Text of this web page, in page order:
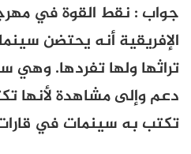
جواب : نقط القوة في
الإفريقية أنه يحتضن سينما
تراثها ولها تفردها.
دعم وإلى مشاهدة لأنها
تكتب به سينمات في